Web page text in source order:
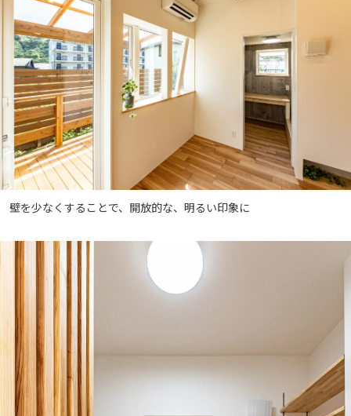
壁を少なくすることで、開放的な、明るい印象に